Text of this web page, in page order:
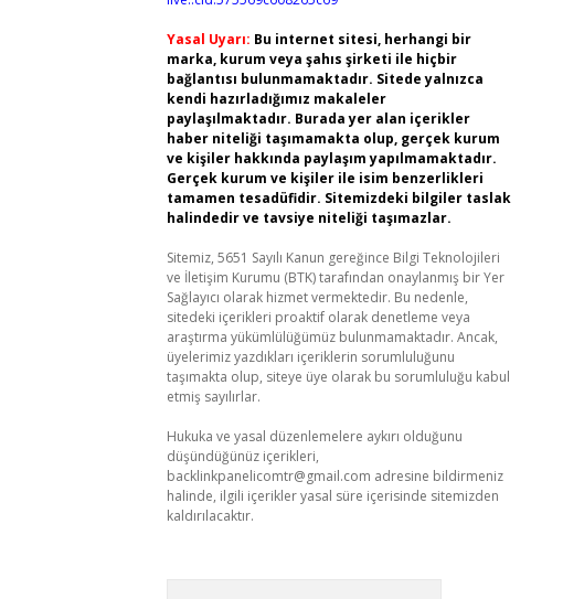
Yasal Uyarı: Bu internet sitesi, herhangi bir
marka, kurum veya şahıs şirketi ile hiçbir
bağlantısı bulunmamaktadır. Sitede yalnızca
kendi hazırladığımız makaleler
paylaşılmaktadır. Burada yer alan içerikler
haber niteliği taşımamakta olup, gerçek kurum
ve kişiler hakkında paylaşım yapılmamaktadır.
Gerçek kurum ve kişiler ile isim benzerlikleri
tamamen tesadüfidir. Sitemizdeki bilgiler taslak
halindedir ve tavsiye niteliği taşımazlar.
Sitemiz, 5651 Sayılı Kanun gereğince Bilgi Teknolojileri
ve İletişim Kurumu (BTK) tarafından onaylanmış bir Yer
Sağlayıcı olarak hizmet vermektedir. Bu nedenle,
sitedeki içerikleri proaktif olarak denetleme veya
araştırma yükümlülüğümüz bulunmamaktadır. Ancak,
üyelerimiz yazdıkları içeriklerin sorumluluğunu
taşımakta olup, siteye üye olarak bu sorumluluğu kabul
etmiş sayılırlar.
Hukuka ve yasal düzenlemelere aykırı olduğunu
düşündüğünüz içerikleri,
backlinkpanelicomtr@gmail.com adresine bildirmeniz
halinde, ilgili içerikler yasal süre içerisinde sitemizden
kaldırılacaktır.